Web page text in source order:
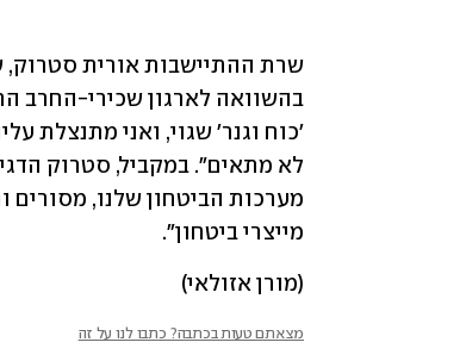
מייצרי ביטחון".
(מורן אזולאי)
מצאתם טעות בכתבה? כתבו לנו על זה